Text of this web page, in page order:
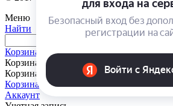
Меню
Найти
Корзина
Корзина
Корзина пуста
Корзина
Аккаунт